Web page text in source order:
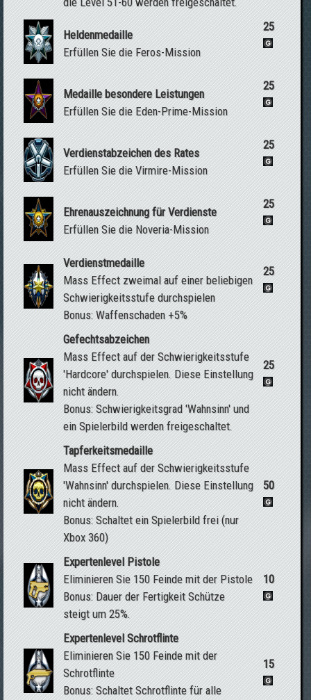
Heldenmedaille
Erfüllen Sie die Feros-Mission
25
Medaille besondere Leistungen
Erfüllen Sie die Eden-Prime-Mission
25
Verdienstabzeichen des Rates
Erfüllen Sie die Virmire-Mission
25
Ehrenauszeichnung für Verdienste
Erfüllen Sie die Noveria-Mission
25
Verdienstmedaille
Mass Effect zweimal auf einer beliebigen
Schwierigkeitsstufe durchspielen
Bonus: Waffenschaden +5%
25
Gefechtsabzeichen
Mass Effect auf der Schwierigkeitsstufe
'Hardcore' durchspielen. Diese Einstellung
nicht ändern.
Bonus: Schwierigkeitsgrad 'Wahnsinn' und
ein Spielerbild werden freigeschaltet.
25
Tapferkeitsmedaille
Mass Effect auf der Schwierigkeitsstufe
'Wahnsinn' durchspielen. Diese Einstellung
nicht ändern.
Bonus: Schaltet ein Spielerbild frei (nur
Xbox 360)
50
Expertenlevel Pistole
Eliminieren Sie 150 Feinde mit der Pistole
Bonus: Dauer der Fertigkeit Schütze
steigt um 25%.
10
Expertenlevel Schrotflinte
Eliminieren Sie 150 Feinde mit der
Schrotflinte
Bonus: Schaltet Schrotflinte für alle
15